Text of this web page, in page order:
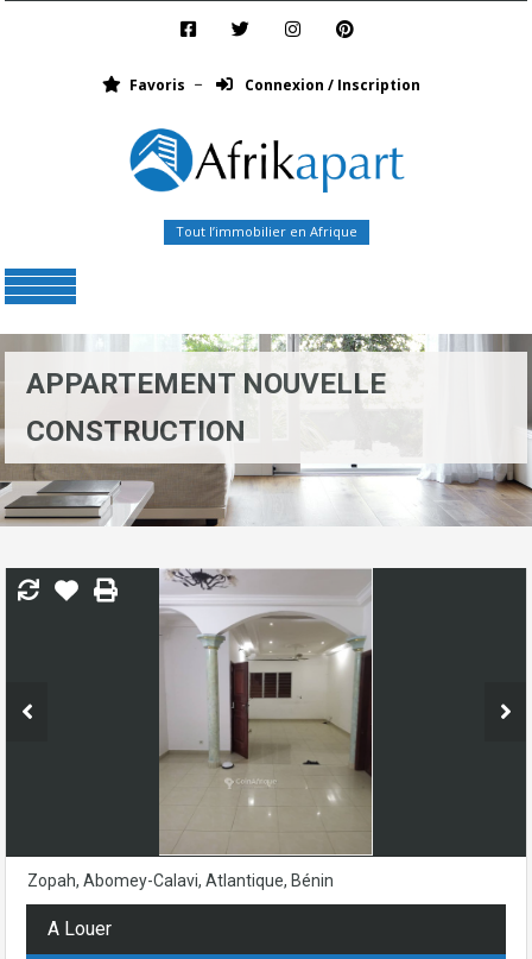
Favoris Connexion / Inscription
Tout l’immobilier en Afrique
APPARTEMENT NOUVELLE
CONSTRUCTION
Zopah, Abomey-Calavi, Atlantique, Bénin
A Louer